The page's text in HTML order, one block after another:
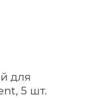
для
5 шт.